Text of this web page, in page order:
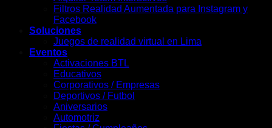
Filtros Realidad Aumentada para Instagram y
Facebook
Soluciones
Juegos de realidad virtual en Lima
Eventos
Activaciones BTL
Educativos
Corporativos / Empresas
Deportivos / Futbol
Aniversarios
Automotriz